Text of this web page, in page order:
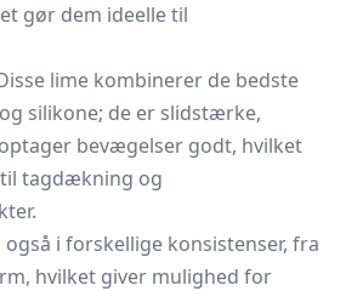
gør dem ideelle til
lime kombinerer de bedste
silikone; de er slidstærke,
bevægelser godt, hvilket
tagdækning og
i forskellige konsistenser, fra
hvilket giver mulighed for